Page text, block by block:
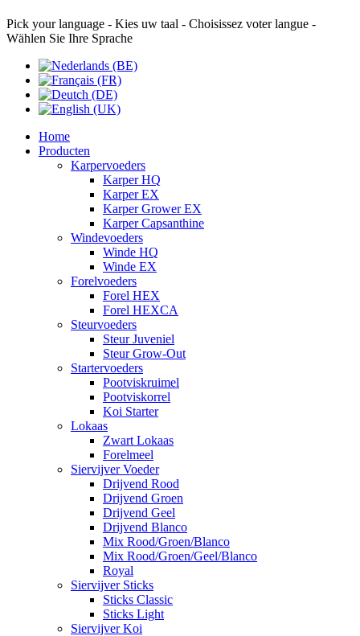
Pick your language - Kies uw taal - Choisissez voter langue -
Wählen Sie Ihre Sprache
Home
Producten
Karpervoeders
Karper HQ
Karper EX
Karper Grower EX
Karper Capsanthine
Windevoeders
Winde HQ
Winde EX
Forelvoeders
Forel HEX
Forel HEXCA
Steurvoeders
Steur Juveniel
Steur Grow-Out
Startervoeders
Pootviskruimel
Pootviskorrel
Koi Starter
Lokaas
Zwart Lokaas
Forelmeel
Siervijver Voeder
Drijvend Rood
Drijvend Groen
Drijvend Geel
Drijvend Blanco
Mix Rood/Groen/Blanco
Mix Rood/Groen/Geel/Blanco
Royal
Siervijver Sticks
Sticks Classic
Sticks Light
Siervijver Koi